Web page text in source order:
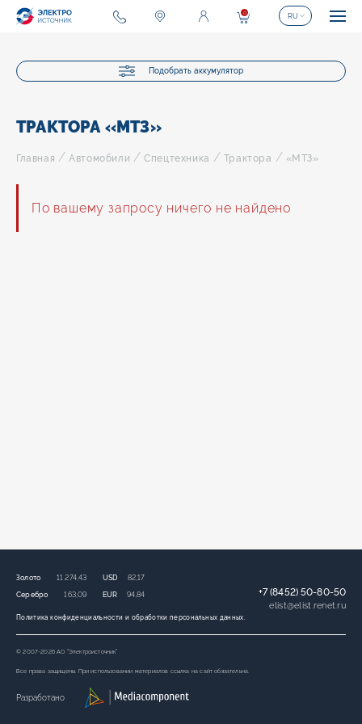
Подобрать аккумулятор
ТРАКТОРА «МТЗ»
Главная /Автомобили /Спецтехника / Трактора / «МТЗ»
По вашему запросу ничего не найдено
Политика конфиденциальности и обработки персональных данных.
Золото 11 274,43
Серебро 163,09
USD 82,17
EUR 94,84 +7 (8452) 50-80-50
elist@elist.renet.ru
© 2007-2026 АО “Электроисточник”
Все права защищены. При использовании материалов ссылка на сайт обязательна.
Разработано
0 RU